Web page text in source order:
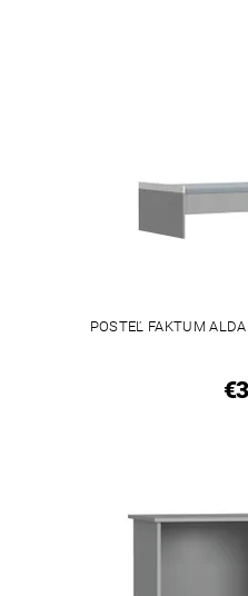
POSTEĽ FAKTUM